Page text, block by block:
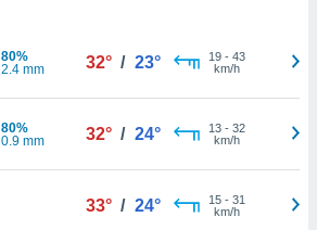
80%
2.4 mm
32° / 23° 19- 43
km/h
80%
0.9 mm
32° / 24° 13- 32
km/h
33° / 24° 15- 31
km/h